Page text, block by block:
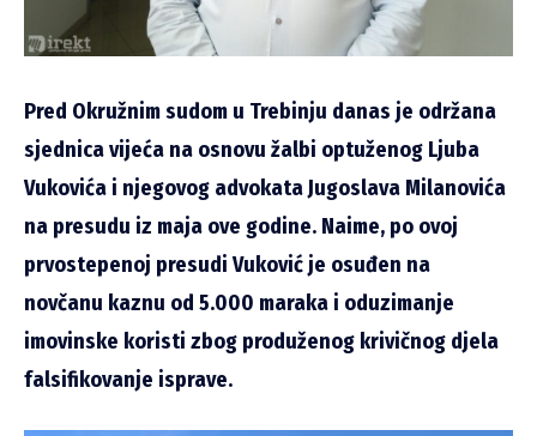
Pred Okružnim sudom u Trebinju danas je održana
sjednica vijeća na osnovu žalbi optuženog Ljuba
Vukovića i njegovog advokata Jugoslava Milanovića
na presudu iz maja ove godine. Naime, po ovoj
prvostepenoj presudi Vuković je osuđen na
novčanu kaznu od 5.000 maraka i oduzimanje
imovinske koristi zbog produženog krivičnog djela
falsifikovanje isprave.